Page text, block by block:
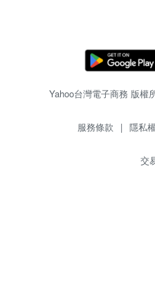
Yahoo台灣電子商務 版權
服務條款 | 隱私權
交